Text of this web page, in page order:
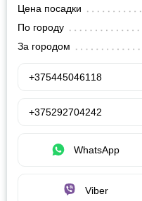
Цена посадки
По городу
За городом
+375445046118
+375292704242
WhatsApp
Viber